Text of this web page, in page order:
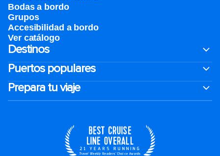
Bodas a bordo
Grupos
Accesibilidad a bordo
Ver catálogo
Destinos
Puertos populares
Prepara tu viaje